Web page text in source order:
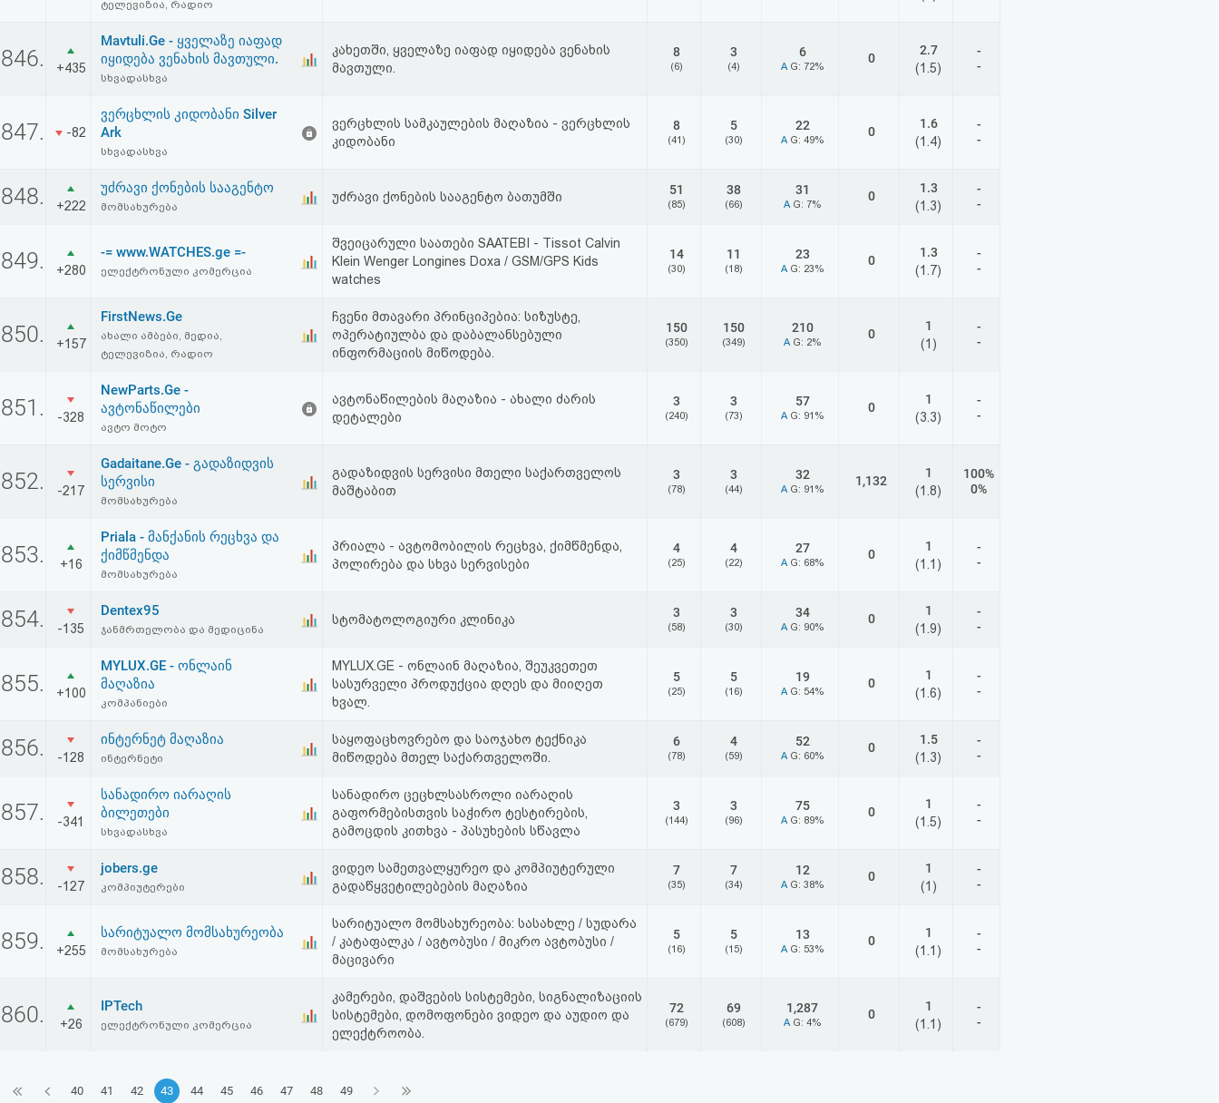
შეთანხმება
პასუხისმგებლობის
ტელევიზია, რადიო
846. +435
Mavtuli.Ge - ყველაზე იაფად
იყიდება ვენახის მავთული.
სხვადასხვა
კახეთში, ყველაზე იაფად იყიდება ვენახის
მავთული.
8
(6)
3
(4)
6
A G: 72%
0
2.7
(1.5)
-
-
847. -82
ვერცხლის კიდობანი Silver
Ark
სხვადასხვა
ვერცხლის სამკაულების მაღაზია - ვერცხლის
კიდობანი
8
(41)
5
(30)
22
A G: 49%
0
1.6
(1.4)
-
-
848. +222
უძრავი ქონების სააგენტო
მომსახურება
უძრავი ქონების სააგენტო ბათუმში 51
(85)
38
(66)
31
A G: 7%
0
1.3
(1.3)
-
-
849. +280
-= www.WATCHES.ge =-
ელექტრონული კომერცია
შვეიცარული საათები SAATEBI - Tissot Calvin
Klein Wenger Longines Doxa / GSM/GPS Kids
watches
14
(30)
11
(18)
23
A G: 23%
0
1.3
(1.7)
-
-
850. +157
FirstNews.Ge
ახალი ამბები, მედია,
ტელევიზია, რადიო
ჩვენი მთავარი პრინციპებია: სიზუსტე,
ოპერატიულბა და დაბალანსებული
ინფორმაციის მიწოდება.
150
(350)
150
(349)
210
A G: 2%
0
1
(1)
-
-
851. -328
NewParts.Ge -
ავტონაწილები
ავტო მოტო
ავტონაწილების მაღაზია - ახალი ძარის
დეტალები
3
(240)
3
(73)
57
A G: 91%
0
1
(3.3)
-
-
852. -217
Gadaitane.Ge - გადაზიდვის
სერვისი
მომსახურება
გადაზიდვის სერვისი მთელი საქართველოს
მაშტაბით
3
(78)
3
(44)
32
A G: 91%
1,132
1
(1.8)
100%
0%
853. +16
Priala - მანქანის რეცხვა და
ქიმწმენდა
მომსახურება
პრიალა - ავტომობილის რეცხვა, ქიმწმენდა,
პოლირება და სხვა სერვისები
4
(25)
4
(22)
27
A G: 68%
0
1
(1.1)
-
-
854. -135
Dentex95
ჯანმრთელობა და მედიცინა
სტომატოლოგიური კლინიკა 3
(58)
3
(30)
34
A G: 90%
0
1
(1.9)
-
-
855. +100
MYLUX.GE - ონლაინ
მაღაზია
კომპანიები
MYLUX.GE - ონლაინ მაღაზია, შეუკვეთეთ
სასურველი პროდუქცია დღეს და მიიღეთ
ხვალ.
5
(25)
5
(16)
19
A G: 54%
0
1
(1.6)
-
-
856. -128
ინტერნეტ მაღაზია
ინტერნეტი
საყოფაცხოვრებო და საოჯახო ტექნიკა
მიწოდება მთელ საქართველოში.
6
(78)
4
(59)
52
A G: 60%
0
1.5
(1.3)
-
-
857. -341
სანადირო იარაღის
ბილეთები
სხვადასხვა
სანადირო ცეცხლსასროლი იარაღის
გაფორმებისთვის საჭირო ტესტირების,
გამოცდის კითხვა - პასუხების სწავლა
3
(144)
3
(96)
75
A G: 89%
0
1
(1.5)
-
-
858. -127
jobers.ge
კომპიუტერები
ვიდეო სამეთვალყურეო და კომპიუტერული
გადაწყვეტილებების მაღაზია
7
(35)
7
(34)
12
A G: 38%
0
1
(1)
-
-
859. +255
სარიტუალო მომსახურეობა
მომსახურება
სარიტუალო მომსახურეობა: სასახლე / სუდარა
/ კატაფალკა / ავტობუსი / მიკრო ავტობუსი /
მაცივარი
5
(16)
5
(15)
13
A G: 53%
0
1
(1.1)
-
-
860. +26
IPTech
ელექტრონული კომერცია
კამერები, დაშვების სისტემები, სიგნალიზაციის
სისტემები, დომოფონები ვიდეო და აუდიო და
ელექტროობა.
72
(679)
69
(608)
1,287
A G: 4%
0
1
(1.1)
-
-
40 41 42 43 44 45 46 47 48 49